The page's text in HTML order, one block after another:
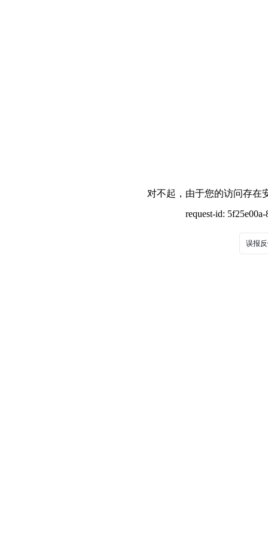
对不起，由于您的访问存在
request-id:
误报